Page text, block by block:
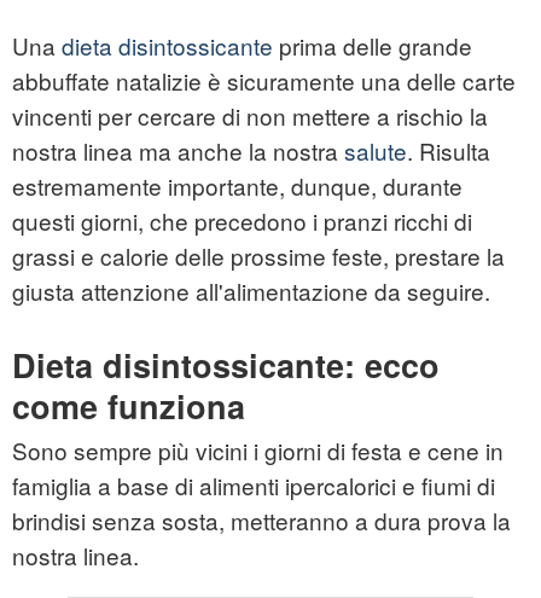
Una dieta disintossicante prima delle grande
abbuffate natalizie è sicuramente una delle carte
vincenti per cercare di non mettere a rischio la
nostra linea ma anche la nostra salute. Risulta
estremamente importante, dunque, durante
questi giorni, che precedono i pranzi ricchi di
grassi e calorie delle prossime feste, prestare la
giusta attenzione all'alimentazione da seguire.
Dieta disintossicante: ecco
come funziona
Sono sempre più vicini i giorni di festa e cene in
famiglia a base di alimenti ipercalorici e fiumi di
brindisi senza sosta, metteranno a dura prova la
nostra linea.